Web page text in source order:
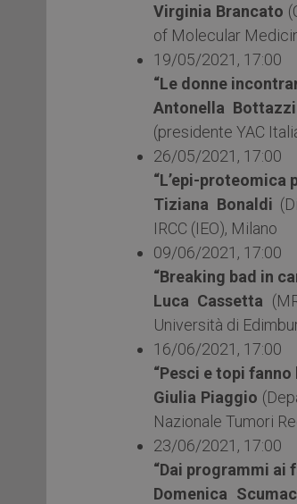
Virginia Brancato
of Molecular
19/05/2021, 17:00
“Le donne
Antonella Bottazzi
(presidente YAC
26/05/2021, 17:00
“L’epi-proteomica
Tiziana Bonaldi
IRCC (IEO), Milano
09/06/2021, 17:00
“Breaking bad in
Luca Cassetta
Università di
16/06/2021, 17:00
“Pesci e topi
Giulia Piaggio
Nazionale Tumori
23/06/2021, 17:00
“Dai programmi
Domenica